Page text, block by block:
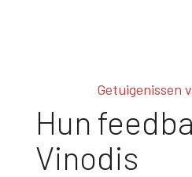
Getuigenissen
Hun
Vinodis